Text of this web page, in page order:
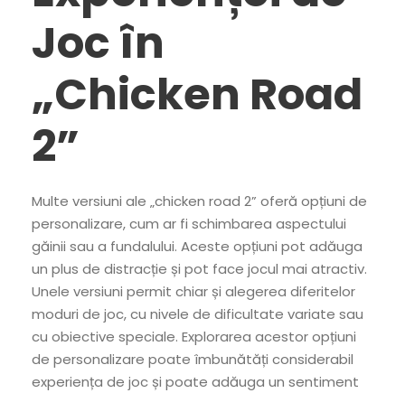
Joc în
„Chicken Road
2”
Multe versiuni ale „chicken road 2” oferă opțiuni de
personalizare, cum ar fi schimbarea aspectului
găinii sau a fundalului. Aceste opțiuni pot adăuga
un plus de distracție și pot face jocul mai atractiv.
Unele versiuni permit chiar și alegerea diferitelor
moduri de joc, cu nivele de dificultate variate sau
cu obiective speciale. Explorarea acestor opțiuni
de personalizare poate îmbunătăți considerabil
experiența de joc și poate adăuga un sentiment